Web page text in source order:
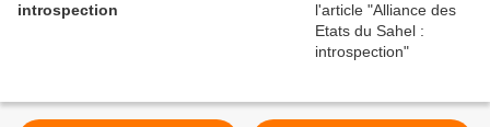
introspection